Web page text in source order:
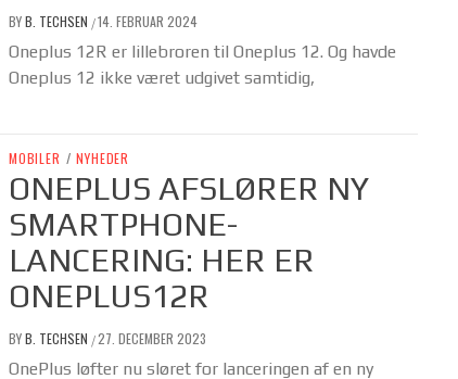
BYB. TECHSEN /14. FEBRUAR 2024
Oneplus 12R er lillebroren til Oneplus 12. Og havde
Oneplus 12 ikke været udgivet samtidig,
MOBILER / NYHEDER
ONEPLUS AFSLØRER NY
SMARTPHONE-
LANCERING: HER ER
ONEPLUS12R
BYB. TECHSEN /27. DECEMBER 2023
OnePlus løfter nu sløret for lanceringen af en ny